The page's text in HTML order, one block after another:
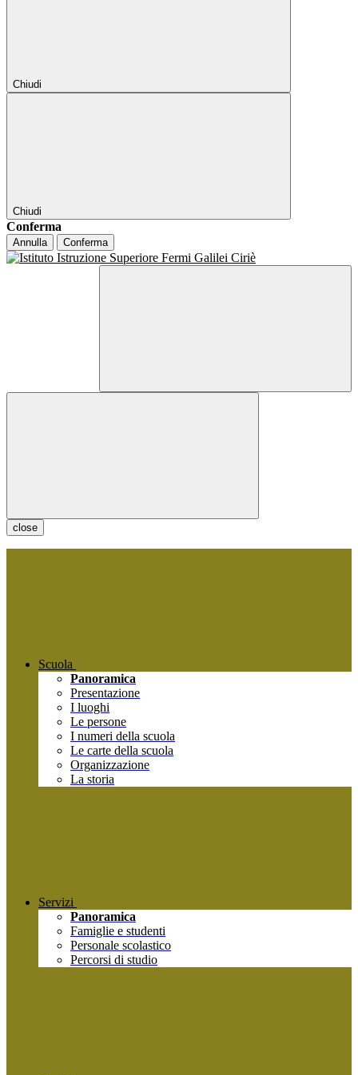
Chiudi
Chiudi
Conferma
Annulla Conferma
close
Scuola
Panoramica
Presentazione
I luoghi
Le persone
I numeri della scuola
Le carte della scuola
Organizzazione
La storia
Servizi
Panoramica
Famiglie e studenti
Personale scolastico
Percorsi di studio